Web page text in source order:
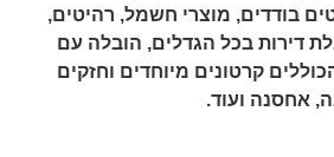
בודדים, מוצרי חשמל, רהיטים,
דירות בכל הגדלים, הובלה עם
קרטונים מיוחדים וחזקים
אחסנה ועוד.